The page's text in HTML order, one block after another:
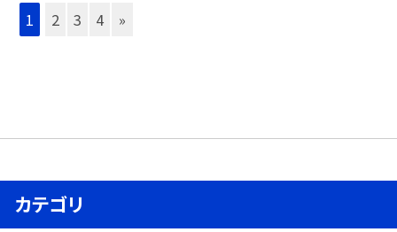
1 2 3 4 »
カテゴリ